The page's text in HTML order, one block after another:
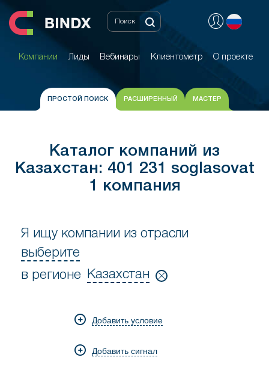
Компании Лиды Вебинары Клиентометр О проекте
Компании Лиды Вебинары Клиентометр О проекте
ПРОСТОЙ ПОИСК РАСШИРЕННЫЙ МАСТЕР
Каталог компаний из
Казахстан: 401 231 soglasovat
1 компания
Я ищу компании из отрасли
выберите
Я
ищу
в регионе Казахстан
в
Добавить условие
Добавить сигнал